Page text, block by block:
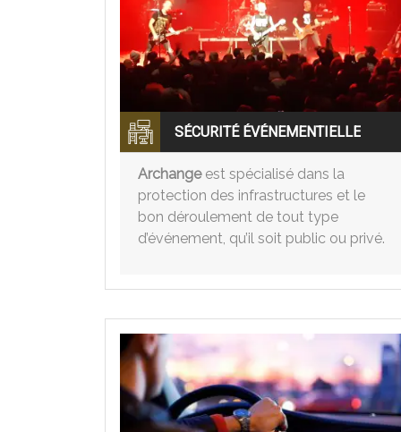
SÉCURITÉ ÉVÉNEMENTIELLE
Archangeest spécialisé dans la
protection des infrastructures et le
bon déroulement de tout type
d’événement, qu’il soit public ou privé.